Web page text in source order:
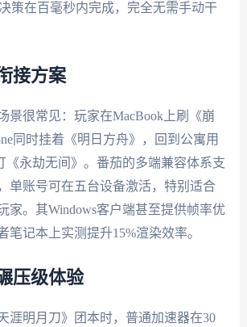
策在百毫秒内完成，完全无需手动干
接方案
景很常见：玩家在MacBook上刷《崩
同时挂着《明日方舟》，回到公寓用
《永劫无间》。番茄的多端兼容体系支
单账号可在五台设备激活，特别适合
家。其Windows客户端甚至提供帧率优
笔记本上实测提升15%渲染效率。
压级体验
涯明月刀》团本时，普通加速器在30